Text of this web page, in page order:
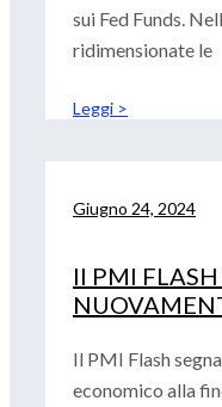
sui Fed Funds.
ridimensionate le
Leggi >
Giugno 24, 2024
Il PMI
Il PMI Flash
economico alla